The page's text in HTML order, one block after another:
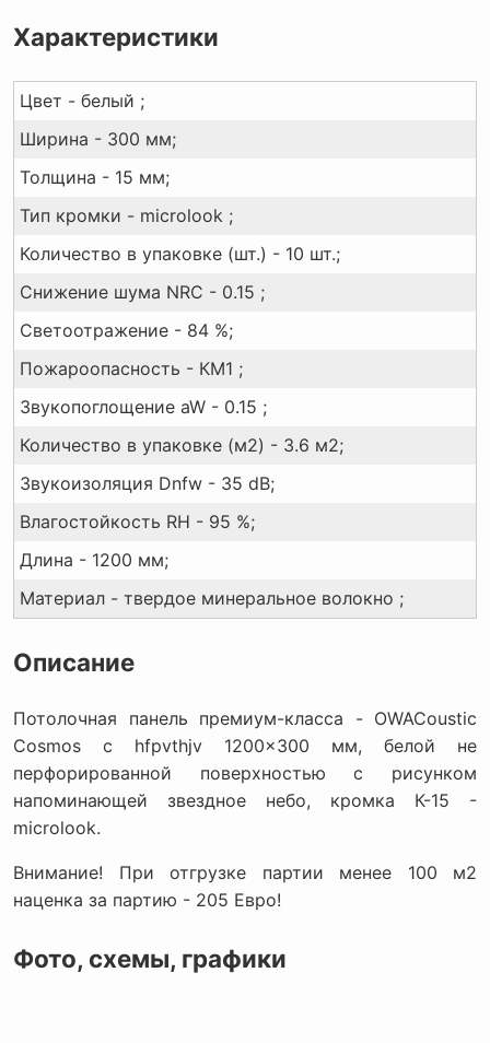
Характеристики
Цвет - белый ;
Ширина - 300 мм;
Толщина - 15 мм;
Тип кромки - microlook ;
Количество в упаковке (шт.) - 10 шт.;
Снижение шума NRC - 0.15 ;
Светоотражение - 84 %;
Пожароопасность - КМ1 ;
Звукопоглощение aW - 0.15 ;
Количество в упаковке (м2) - 3.6 м2;
Звукоизоляция Dnfw - 35 dB;
Влагостойкость RH - 95 %;
Длина - 1200 мм;
Материал - твердое минеральное волокно ;
Описание
Потолочная панель премиум-класса - OWACoustic
Cosmos c hfpvthjv 1200x300 мм, белой не
перфорированной поверхностью с рисунком
напоминающей звездное небо, кромка К-15 -
microlook.
Внимание! При отгрузке партии менее 100 м2
наценка за партию - 205 Евро!
Фото, схемы, графики